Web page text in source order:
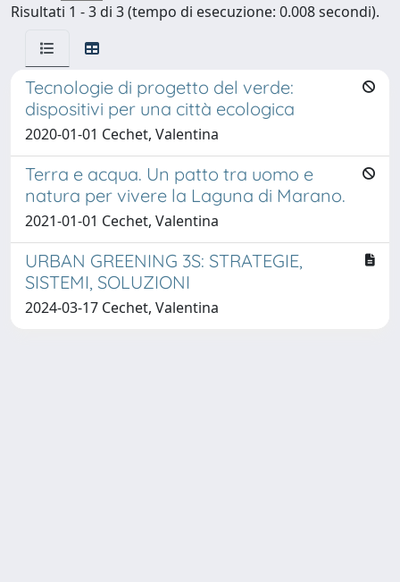
Risultati 1 - 3 di 3 (tempo di esecuzione: 0.008 secondi).
Tecnologie di progetto del verde:
dispositivi per una città ecologica
2020-01-01 Cechet, Valentina
Terra e acqua. Un patto tra uomo e
natura per vivere la Laguna di Marano.
2021-01-01 Cechet, Valentina
URBAN GREENING 3S: STRATEGIE,
SISTEMI, SOLUZIONI
2024-03-17 Cechet, Valentina